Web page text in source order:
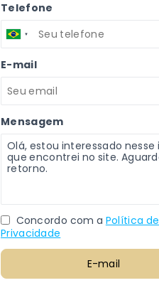
Telefone
E-mail
Mensagem
Concordo com a Política de
Privacidade
E-mail